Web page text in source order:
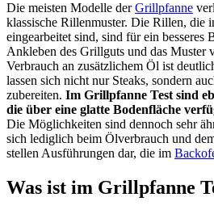
Die meisten Modelle derGrillpfanne
klassische Rillenmuster. Die Rillen, die
eingearbeitet sind, sind für ein besseres
Ankleben des Grillguts und das Muster
Verbrauch an zusätzlichem Öl ist
lassen sich nicht nur Steaks, sondern
zubereiten. Im Grillpfanne Test sind
die über eine glatte Bodenfläche
Die Möglichkeiten sind dennoch sehr
sich lediglich beim Ölverbrauch und
stellen Ausführungen dar, die im
Was ist im Grillpfanne